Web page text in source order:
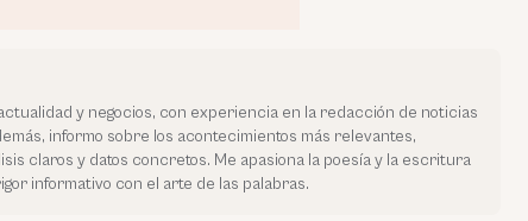
y negocios, con experiencia en la redacción de noticias
informo sobre los acontecimientos más relevantes,
claros y datos concretos. Me apasiona la poesía y la escritura
informativo con el arte de las palabras.